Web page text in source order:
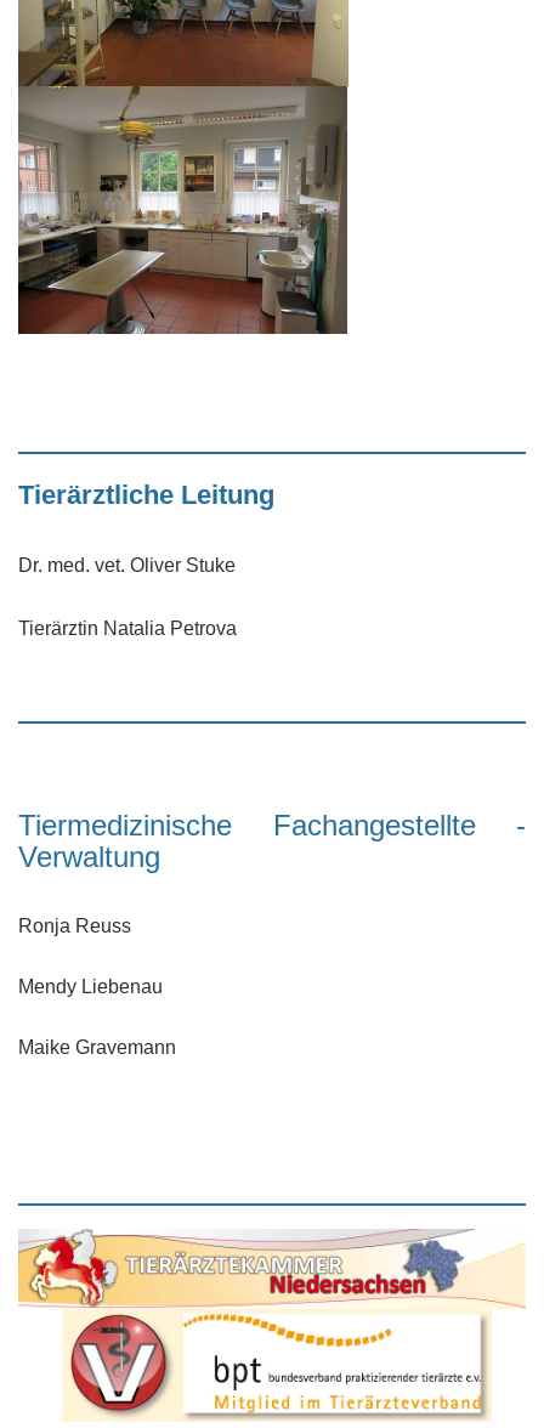
Tierärztliche Leitung
Dr. med. vet. Oliver Stuke
Tierärztin Natalia Petrova
Tiermedizinische Fachangestellte -
Verwaltung
Ronja Reuss
Mendy Liebenau
Maike Gravemann